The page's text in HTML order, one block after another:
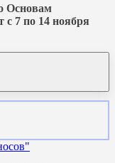
Основам
с 7 по 14 ноября